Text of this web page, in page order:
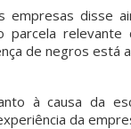
empresas disse
parcela
de negros está
à causa da
da
uma das
mais
graves...